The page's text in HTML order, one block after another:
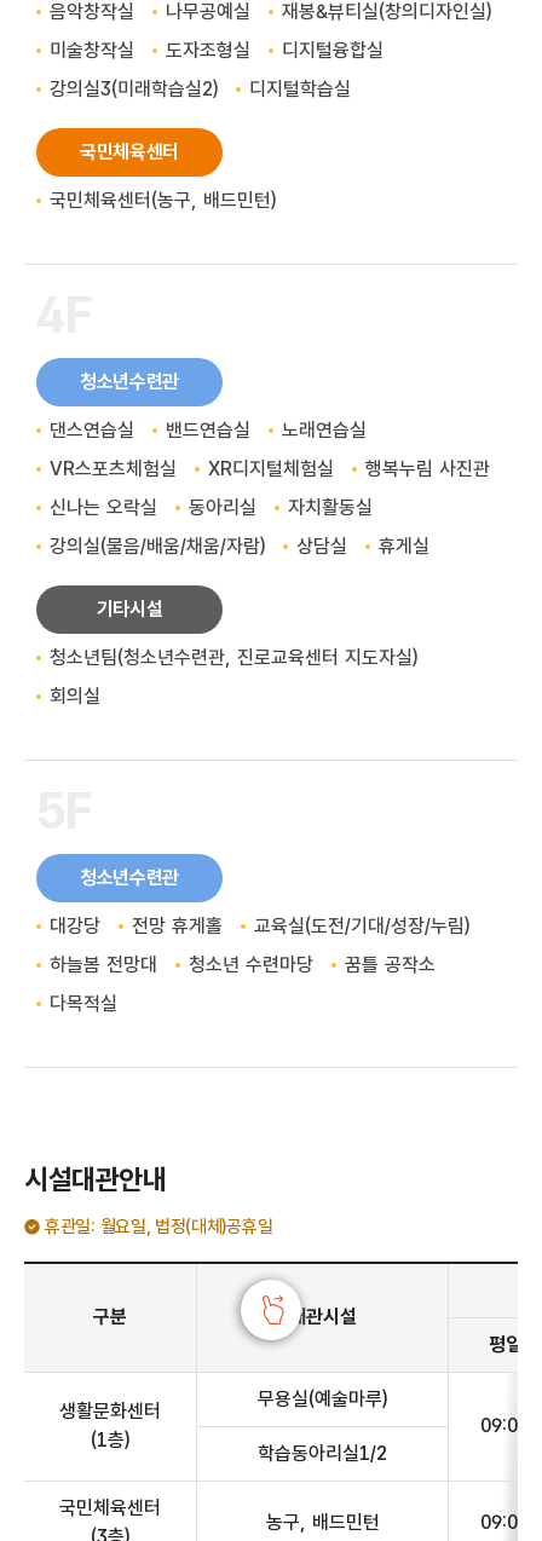
음악창작실 나무공예실
재봉&뷰티실(창의디자인실)
미술창작실
도자조형실
디지털융합실
강의실3(미래학습실2)
디지털학습실
국민체육센터
국민체육센터(농구, 배드민턴)
청소년수련관
댄스연습실 밴드연습실
노래연습실
VR스포츠체험실
XR디지털체험실
행복누림 사진관
신나는 오락실
동아리실
자치활동실
강의실(물음/배움/채움/자람)
상담실 휴게실
기타시설
청소년팀(청소년수련관, 진로교육센터 지도자실)
회의실
청소년수련관
대강당 전망 휴게홀
교육실(도전/기대/성장/누림)
하늘봄 전망대
청소년 수련마당
꿈틀 공작소
다목적실
시설대관안내
휴관일: 월요일, 법정(대체)공휴일
시설대관안내 - 구분, 대관시설, 운영시간(평일(화~금), 주말(토~일), 수용인원, 1일 최대 이용시간) 정보 제공
구분
대관시설
평일(
생활문화센터
(1층)
무용실(예술마루)
학습동아리실1/2
국민체육센터
농구, 배드민턴